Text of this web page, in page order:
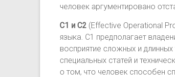
человек аргументировано
C1 и С2 (Effective Operational
языка. C1 предполагает
восприятие сложных и
специальных статей и
о том, что человек способен